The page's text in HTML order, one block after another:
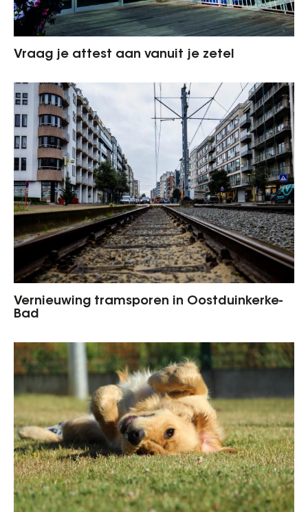
Vraag je attest aan vanuit je zetel
Vernieuwing tramsporen in Oostduinkerke-
Bad